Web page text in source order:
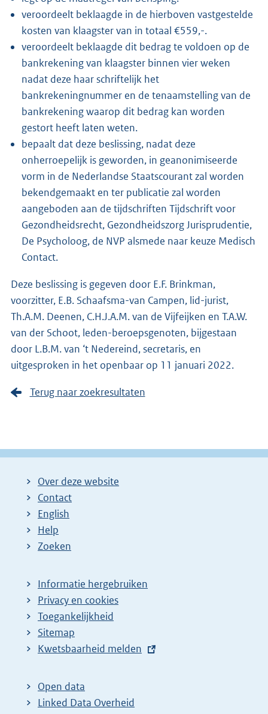
veroordeelt beklaagde in de hierboven vastgestelde
kosten van klaagster van in totaal €559,-.
veroordeelt beklaagde dit bedrag te voldoen op de
bankrekening van klaagster binnen vier weken
nadat deze haar schriftelijk het
bankrekeningnummer en de tenaamstelling van de
bankrekening waarop dit bedrag kan worden
gestort heeft laten weten.
bepaalt dat deze beslissing, nadat deze
onherroepelijk is geworden, in geanonimiseerde
vorm in de Nederlandse Staatscourant zal worden
bekendgemaakt en ter publicatie zal worden
aangeboden aan de tijdschriften Tijdschrift voor
Gezondheidsrecht, Gezondheidszorg Jurisprudentie,
De Psycholoog, de NVP alsmede naar keuze Medisch
Contact.
Deze beslissing is gegeven door E.F. Brinkman,
voorzitter, E.B. Schaafsma-van Campen, lid-jurist,
Th.A.M. Deenen, C.H.J.A.M. van de Vijfeijken en T.A.W.
van der Schoot, leden-beroepsgenoten, bijgestaan
door L.B.M. van ‘t Nedereind, secretaris, en
uitgesproken in het openbaar op 11 januari 2022.
Terug naar zoekresultaten
Over deze website
Contact
English
Help
Zoeken
Informatie hergebruiken
Privacy en cookies
Toegankelijkheid
Sitemap
E
t
e
Kwetsbaarheid melden
Open data
Linked Data Overheid